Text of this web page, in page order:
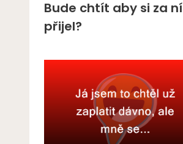
Bude chtít aby si za ní
přijel?